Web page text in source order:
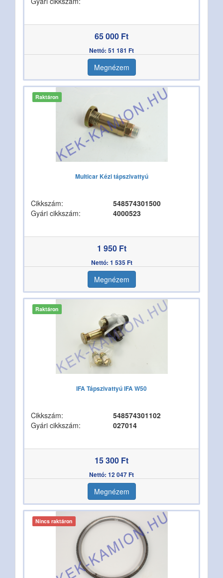
65 000 Ft
Nettó: 51 181 Ft
Megnézem
Raktáron
Multicar Kézi tápszivattyú
Cikkszám:
548574301500
Gyári cikkszám:
4000523
1 950 Ft
Nettó: 1 535 Ft
Megnézem
Raktáron
IFA Tápszivattyú IFA W50
Cikkszám:
548574301102
Gyári cikkszám:
027014
15 300 Ft
Nettó: 12 047 Ft
Megnézem
Nincs raktáron